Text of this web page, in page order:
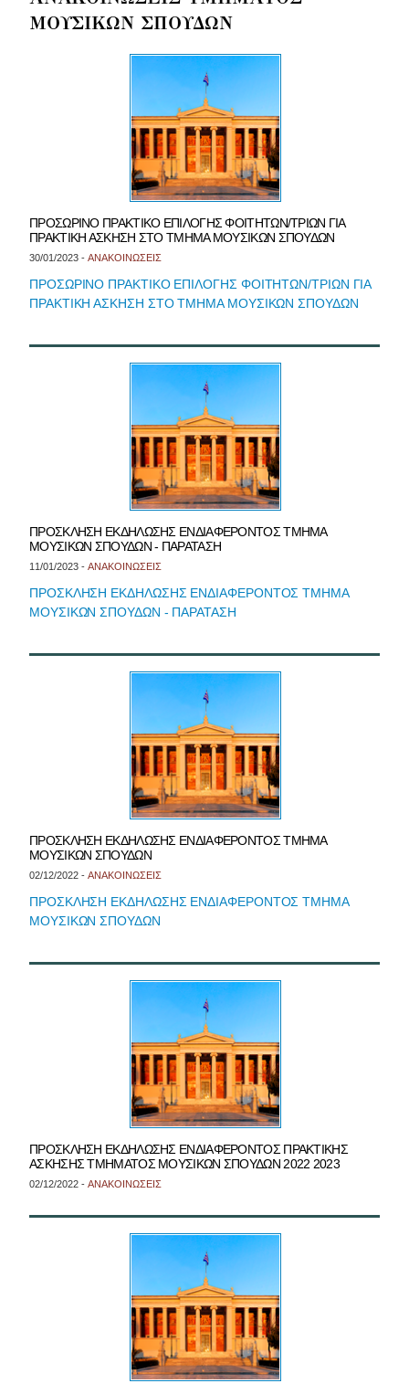
ΜΟΥΣΙΚΩΝ ΣΠΟΥΔΩΝ
ΠΡΟΣΩΡΙΝΟ ΠΡΑΚΤΙΚΟ ΕΠΙΛΟΓΗΣ ΦΟΙΤΗΤΩΝ/ΤΡΙΩΝ ΓΙΑ
ΠΡΑΚΤΙΚΗ ΑΣΚΗΣΗ ΣΤΟ ΤΜΗΜΑ ΜΟΥΣΙΚΩΝ ΣΠΟΥΔΩΝ
30/01/2023 - ΑΝΑΚΟΙΝΩΣΕΙΣ
ΠΡΟΣΩΡΙΝΟ ΠΡΑΚΤΙΚΟ ΕΠΙΛΟΓΗΣ ΦΟΙΤΗΤΩΝ/ΤΡΙΩΝ ΓΙΑ
ΠΡΑΚΤΙΚΗ ΑΣΚΗΣΗ ΣΤΟ ΤΜΗΜΑ ΜΟΥΣΙΚΩΝ ΣΠΟΥΔΩΝ
ΠΡΟΣΚΛΗΣΗ ΕΚΔΗΛΩΣΗΣ ΕΝΔΙΑΦΕΡΟΝΤΟΣ ΤΜΗΜΑ
ΜΟΥΣΙΚΩΝ ΣΠΟΥΔΩΝ - ΠΑΡΑΤΑΣΗ
11/01/2023 - ΑΝΑΚΟΙΝΩΣΕΙΣ
ΠΡΟΣΚΛΗΣΗ ΕΚΔΗΛΩΣΗΣ ΕΝΔΙΑΦΕΡΟΝΤΟΣ ΤΜΗΜΑ
ΜΟΥΣΙΚΩΝ ΣΠΟΥΔΩΝ - ΠΑΡΑΤΑΣΗ
ΠΡΟΣΚΛΗΣΗ ΕΚΔΗΛΩΣΗΣ ΕΝΔΙΑΦΕΡΟΝΤΟΣ ΤΜΗΜΑ
ΜΟΥΣΙΚΩΝ ΣΠΟΥΔΩΝ
02/12/2022 - ΑΝΑΚΟΙΝΩΣΕΙΣ
ΠΡΟΣΚΛΗΣΗ ΕΚΔΗΛΩΣΗΣ ΕΝΔΙΑΦΕΡΟΝΤΟΣ ΤΜΗΜΑ
ΜΟΥΣΙΚΩΝ ΣΠΟΥΔΩΝ
ΠΡΟΣΚΛΗΣΗ ΕΚΔΗΛΩΣΗΣ ΕΝΔΙΑΦΕΡΟΝΤΟΣ ΠΡΑΚΤΙΚΗΣ
ΑΣΚΗΣΗΣ ΤΜΗΜΑΤΟΣ ΜΟΥΣΙΚΩΝ ΣΠΟΥΔΩΝ 2022 2023
02/12/2022 - ΑΝΑΚΟΙΝΩΣΕΙΣ